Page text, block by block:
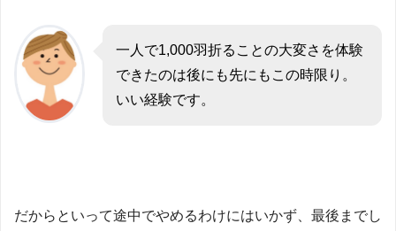
一人で1,000羽折ることの大変さを体験
できたのは後にも先にもこの時限り。
いい経験です。
だからといって途中でやめるわけにはいかず、最後までし